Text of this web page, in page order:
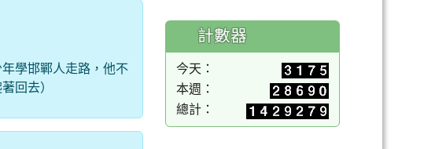
學邯鄲人走路，他不
回去）
計數器
今天：
本週：
總計：